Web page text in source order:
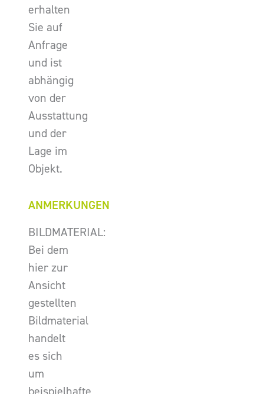
erhalten
Sie auf
Anfrage
und ist
abhängig
von der
Ausstattung
und der
Lage im
Objekt.
ANMERKUNGEN
BILDMATERIAL:
Bei dem
hier zur
Ansicht
gestellten
Bildmaterial
handelt
es sich
um